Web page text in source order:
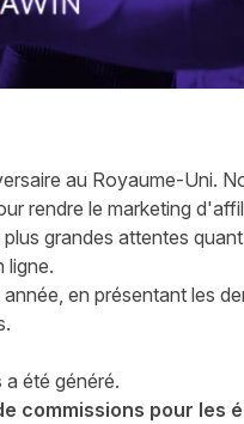
au Royaume-Uni.
rendre le marketing
grandes attentes
ligne.
en présentant les
a été généré.
commissions pour les